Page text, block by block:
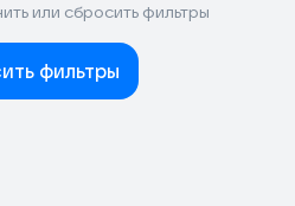
или сбросить фильтры
фильтры